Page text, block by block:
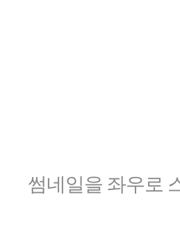
썸네일을 좌우로